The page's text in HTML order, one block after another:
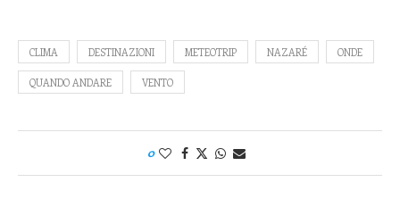
CLIMA DESTINAZIONI METEOTRIP NAZARÉ ONDE
QUANDO ANDARE VENTO
0